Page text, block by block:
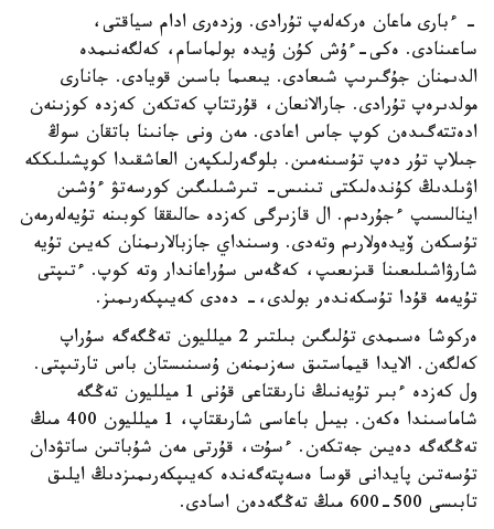
- ءبارى ماعان ەركەلەپ تۇرادى. وزدەرى ادام سياقتى،
ساعىنادى. ەكى-ءۇش كۇن ۇيدە بولماسام، كەلگەنىمدە
الدىمنان جۇگىرىپ شىعادى. يىعىما باسىن قويادى. جانارى
مولدىرەپ تۇرادى. جارالانعان، قۇرتتاپ كەتكەن كەزدە كوزىنەن
ادەتتەگىدەن كوپ جاس اعادى. مەن ونى جانىنا باتقان سوڭ
جىلاپ تۇر دەپ تۇسىنەمىن. بلوگەرلىكپەن العاشقىدا كوپشىلىككە
اۋىلدىڭ كۇندەلىكتى تىنىس- تىرشىلىگىن كورسەتۋ ءۇشىن
اينالىسىپ ءجۇردىم. ال قازىرگى كەزدە حالىققا كوبىنە تۇيەلەرمەن
تۇسكەن ۆيدەولارىم وتەدى. وسىنداي جازبالارىمنان كەيىن تۇيە
شارۋاشىلىعىنا قىزىعىپ، كەڭەس سۇراعاندار وتە كوپ. ءتىپتى
تۇيەمە قۇدا تۇسكەندەر بولدى،- دەدى كەيىپكەرىمىز.
ەركوشا ەسىمدى تۇلىگىن بىلتىر 2 ميلليون تەڭگەگە سۇراپ
كەلگەن. الايدا قيماستىق سەزىمنەن ۇسىنىستان باس تارتىپتى.
ول كەزدە ءبىر تۇيەنىڭ نارىقتاعى قۇنى 1 ميلليون تەڭگە
شاماسىندا ەكەن. بيىل باعاسى شارىقتاپ، 1 ميلليون 400 مىڭ
تەڭگەگە دەيىن جەتكەن. ءسۇت، قۇرتى مەن شۇباتىن ساتۋدان
تۇسەتىن پايدانى قوسا ەسەپتەگەندە كەيىپكەرىمىزدىڭ ايلىق
تابىسى 500-600 مىڭ تەڭگەدەن اسادى.